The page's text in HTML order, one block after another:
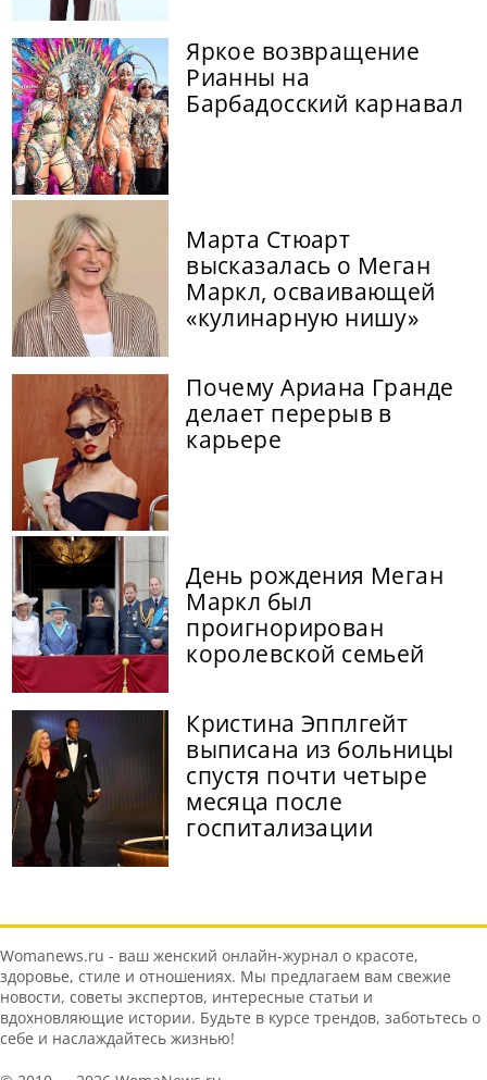
Яркое возвращение
Рианны на
Барбадосский карнавал
Марта Стюарт
высказалась о Меган
Маркл, осваивающей
«кулинарную нишу»
Почему Ариана Гранде
делает перерыв в
карьере
День рождения Меган
Маркл был
проигнорирован
королевской семьей
Кристина Эпплгейт
выписана из больницы
спустя почти четыре
месяца после
госпитализации
Womanews.ru - ваш женский онлайн-журнал о красоте,
здоровье, стиле и отношениях. Мы предлагаем вам свежие
новости, советы экспертов, интересные статьи и
вдохновляющие истории. Будьте в курсе трендов, заботьтесь о
себе и наслаждайтесь жизнью!